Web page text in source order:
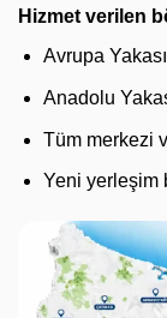
Hizmet verilen
Avrupa
Anadolu
Tüm merkezi
Yeni yerleşim